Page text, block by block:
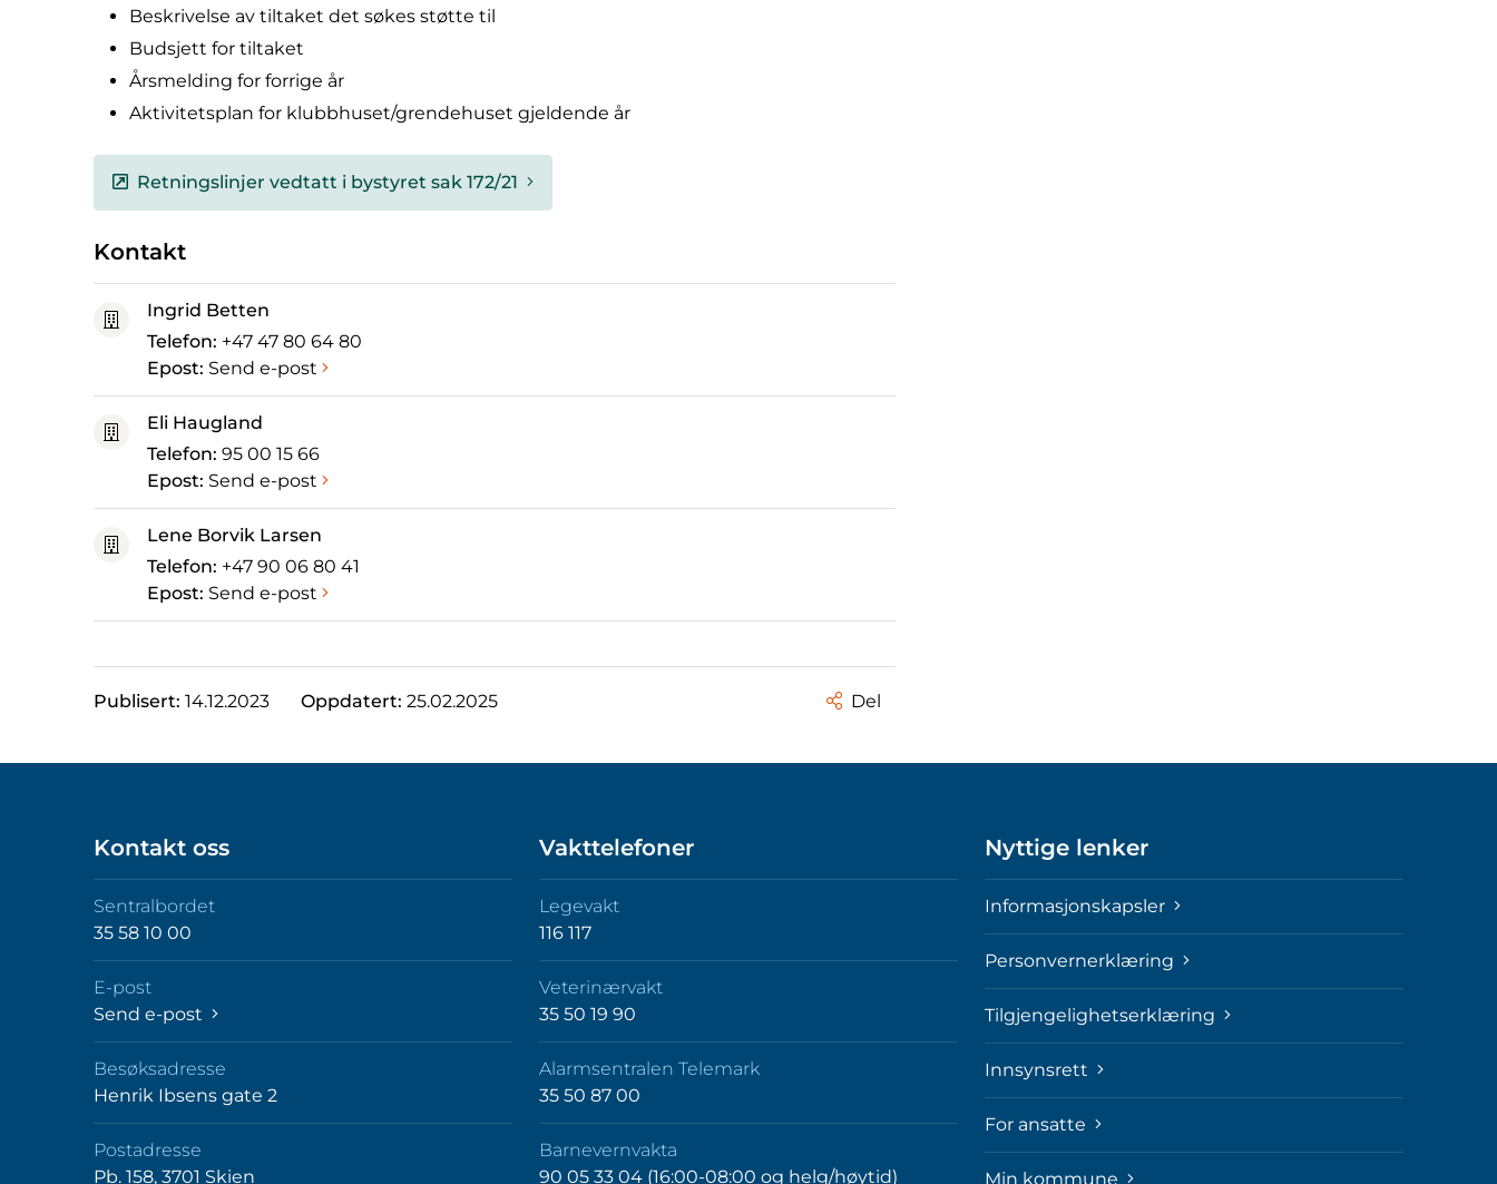
Beskrivelse av tiltaket det søkes støtte til
Budsjett for tiltaket
Årsmelding for forrige år
Aktivitetsplan for klubbhuset/grendehuset gjeldende år
Retningslinjer vedtatt i bystyret sak 172/21
Kontakt
Ingrid Betten
Telefon: +47 47 80 64 80
Epost: Send e-post
Eli Haugland
Telefon: 95 00 15 66
Epost: Send e-post
Lene Borvik Larsen
Telefon: +47 90 06 80 41
Epost: Send e-post
Publisert: 14.12.2023 Oppdatert: 25.02.2025 Del
Kontakt oss
Sentralbordet
35 58 10 00
E-post
Send e-post
Besøksadresse
Henrik Ibsens gate 2
Postadresse
Pb. 158, 3701 Skien
Vakttelefoner
Legevakt
116 117
Veterinærvakt
35 50 19 90
Alarmsentralen Telemark
35 50 87 00
Barnevernvakta
90 05 33 04 (16:00-08:00 og helg/høytid)
Nyttige lenker
Informasjonskapsler
Personvernerklæring
Tilgjengelighetserklæring
Innsynsrett
For ansatte
Min kommune